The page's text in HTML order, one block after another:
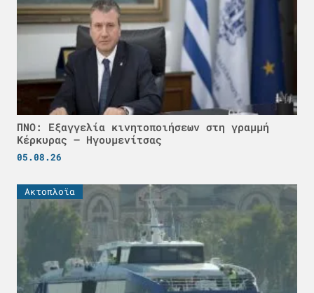
ΠΝΟ: Εξαγγελία κινητοποιήσεων στη γραμμή
Κέρκυρας – Ηγουμενίτσας
05.08.26
Ακτοπλοϊα